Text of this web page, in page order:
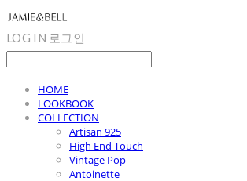
LOG IN 로그인
HOME
LOOKBOOK
COLLECTION
Artisan 925
High End Touch
Vintage Pop
Antoinette